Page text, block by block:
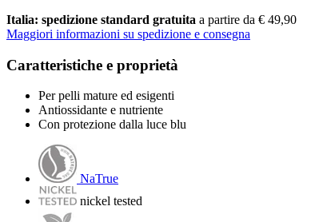
Italia: spedizione standard gratuita a partire da € 49,90
Maggiori informazioni su spedizione e consegna
Caratteristiche e proprietà
Per pelli mature ed esigenti
Antiossidante e nutriente
Con protezione dalla luce blu
NaTrue
nickel tested